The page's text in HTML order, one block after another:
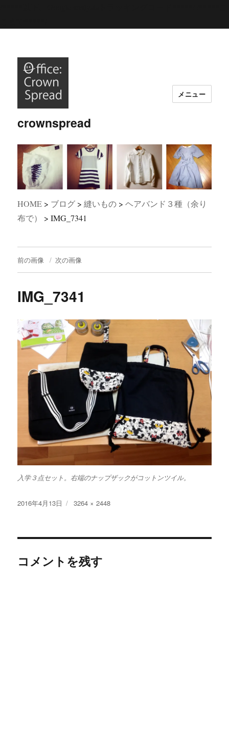
crownspread
メニュー
HOME > ブログ >縫いもの >ヘアバンド３種（余り
布で）
>IMG_7341
前の画像 次の画像
IMG_7341
入学３点セット。右端のナップザックがコットンツイル。
投
2016年4月13日
フ
3264 × 2448
コメントを残す